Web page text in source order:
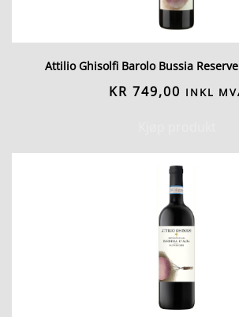
Attilio Ghisolfi Barolo Bussia
KR 749,00 INKL